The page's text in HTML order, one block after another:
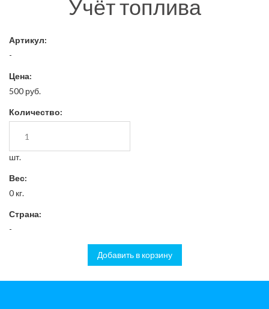
Учёт топлива
Артикул:
-
Цена:
500 руб.
Количество:
шт.
Вес:
0 кг.
Страна:
-
Добавить в корзину